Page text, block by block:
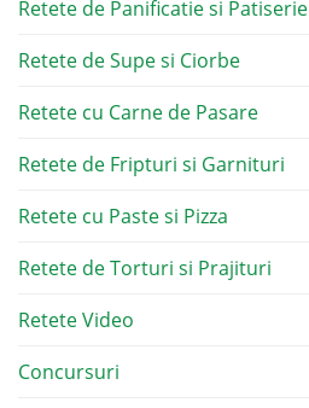
Retete de Panificatie si Patiserie
Retete de Supe si Ciorbe
Retete cu Carne de Pasare
Retete de Fripturi si Garnituri
Retete cu Paste si Pizza
Retete de Torturi si Prajituri
Retete Video
Concursuri